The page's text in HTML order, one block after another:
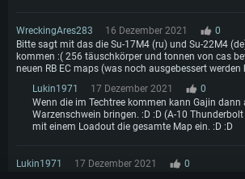
WreckingAres283 16 Dezember 2021
0
Bitte sagt mit das die Su-17M4 (ru) und Su-22M4
kommen :( 256 täuschkörper und tonnen von cas
neuen RB EC maps (was noch ausgebessert
Lukin1971
17 Dezember 2021
0
Wenn die im Techtree kommen kann Gajin dann
Warzenschwein bringen. :D :D (A-10
mit einem Loadout die gesamte Map ein. :D :D
Lukin1971 17 Dezember 2021
0